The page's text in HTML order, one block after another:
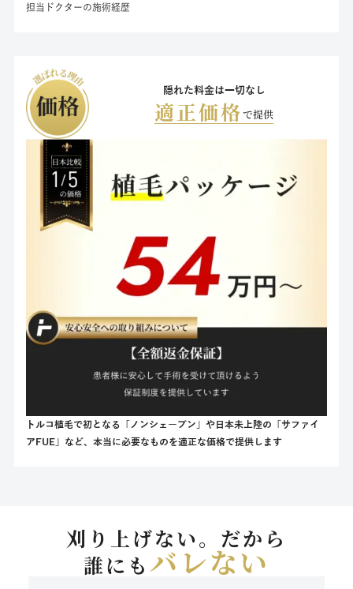
担当ドクターの施術経歴
隠れた料金は一切なし
適正価格で提供
トルコ植毛で初となる「ノンシェーブン」や日本未上陸の「サファイ
アFUE」など、本当に必要なものを適正な価格で提供します
刈り上げない。だから
誰にもバレない